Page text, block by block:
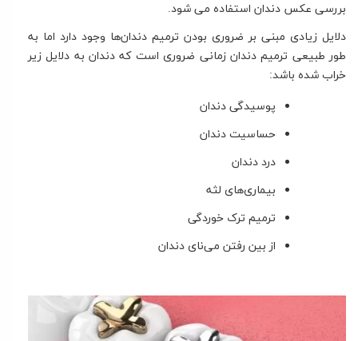
بررسی عکس دندان استفاده می شود.
دلایل زیادی مبنی بر ضروری بودن ترمیم دندان‌ها وجود دارد اما به
طور طبیعی ترمیم دندان زمانی ضروری است که دندان به دلایل زیر
خراب شده باشد:
پوسیدگی دندان
حساسیت دندان
درد دندان
بیماری‌های لثه
ترمیم ترک خوردگی
از بین رفتن می‌نای دندان